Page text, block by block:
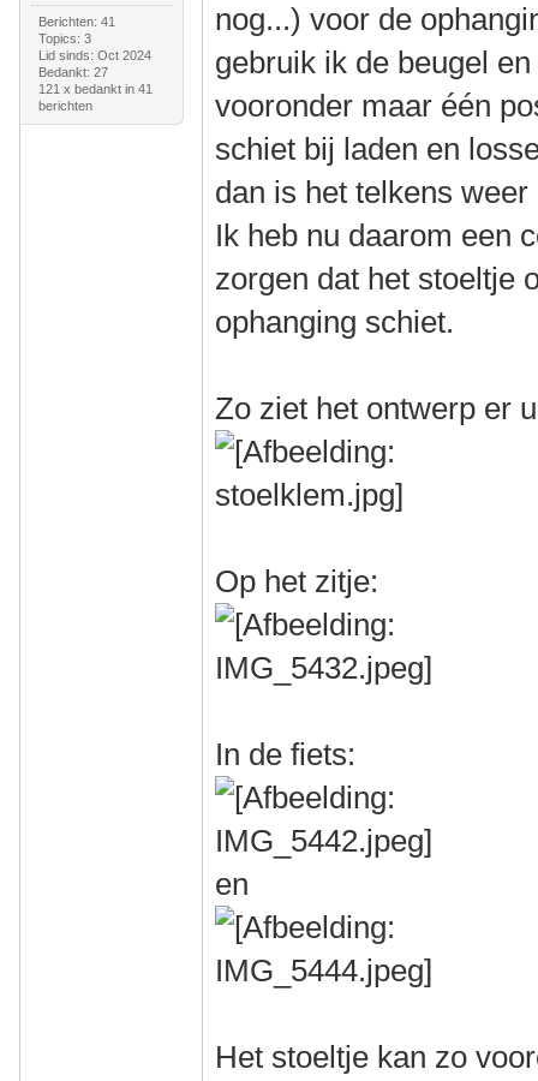
Berichten: 41
Topics: 3
Lid sinds: Oct 2024
Bedankt: 27
121 x bedankt in 41
berichten
nog...) voor de
gebruik ik de beugel
vooronder maar één
schiet bij laden en
dan is het telkens
Ik heb nu daarom een
zorgen dat het stoeltje
ophanging schiet.
Zo ziet het ontwerp er
Op het zitje:
In de fiets:
en
Het stoeltje kan zo